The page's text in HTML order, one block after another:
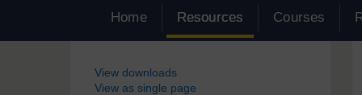
Home Resources Courses
Blocs
View downloads
View as single page